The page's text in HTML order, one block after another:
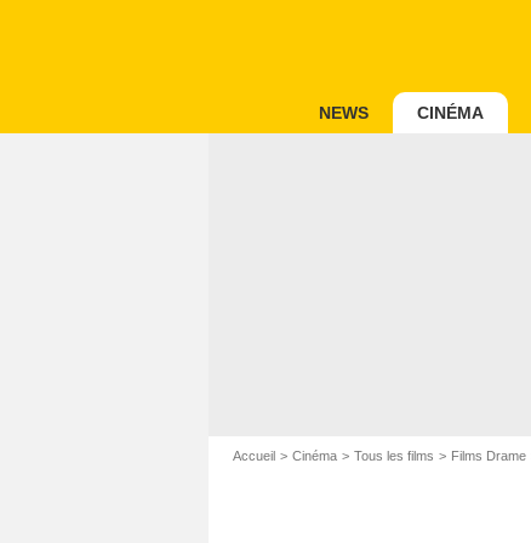
NEWS CINÉMA
Accueil Cinéma Tous les films Films Drame